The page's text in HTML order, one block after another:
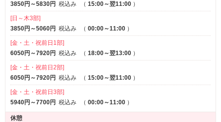
3850円～5830円 税込み （ 15:00～翌11:00 ）
[日～木3部]
3850円～5060円 税込み （ 00:00～11:00 ）
[金・土・祝前日1部]
6050円～7920円 税込み （ 18:00～翌13:00 ）
[金・土・祝前日2部]
6050円～7920円 税込み （ 15:00～翌11:00 ）
[金・土・祝前日3部]
5940円～7700円 税込み （ 00:00～11:00 ）
休憩